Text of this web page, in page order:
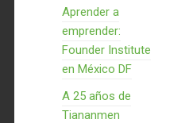
Aprender a
emprender:
Founder Institute
en México DF
A 25 años de
Tiananmen